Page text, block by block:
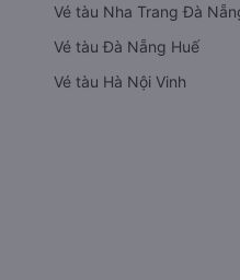
Vé tàu Nha Trang Đà
Vé tàu Đà Nẵng Huế
Vé tàu Hà Nội Vinh